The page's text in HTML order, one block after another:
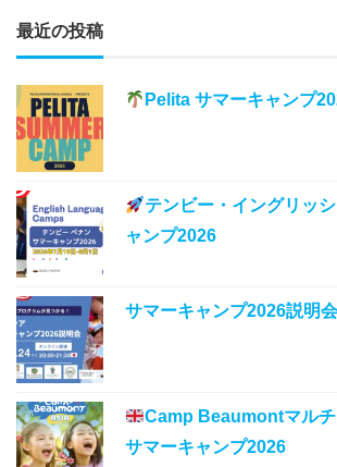
最近の投稿
Pelita サマーキャンプ
テンビー・イングリッ
ャンプ2026
サマーキャンプ2026説明
Camp Beaumontマルチ
サマーキャンプ2026